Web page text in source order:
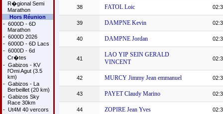
R�gional Semi
Marathon
Hors Réunion
- 6000D - 6D
Marathon
- 6000D 2026
- 6000D - 6D Lacs
- 6000D - 6d
Cr�tes
- Gabizos - KV
l'Omi Agut (3.5
km)
- Gabizos - La
Berbeillet (20 km)
- Gabizos Sky
Race 30km
- Ut4M 40 vercors
38 FATOL Loic
39 DAMPNE Kevin
40 DAMPNE Jordan
41
LAO YIP SEIN GERALD
VINCENT
42 MURCY Jimmy Jean emmanuel
43 PAYET Claudy Marino
44 ZOPIRE Jean Yves